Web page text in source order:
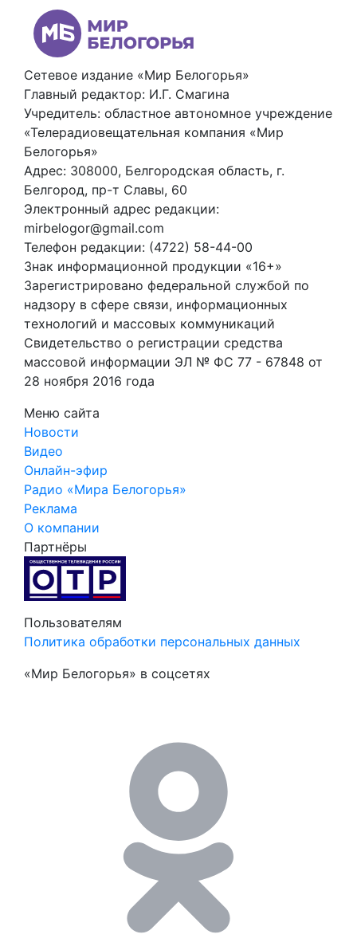
Сетевое издание «Мир Белогорья»
Главный редактор: И.Г. Смагина
Учредитель: областное автономное учреждение
«Телерадиовещательная компания «Мир
Белогорья»
Адрес: 308000, Белгородская область, г.
Белгород, пр-т Славы, 60
Электронный адрес редакции:
mirbelogor@gmail.com
Телефон редакции: (4722) 58-44-00
Знак информационной продукции «16+»
Зарегистрировано федеральной службой по
надзору в сфере связи, информационных
технологий и массовых коммуникаций
Свидетельство о регистрации средства
массовой информации ЭЛ № ФС 77 - 67848 от
28 ноября 2016 года
Меню сайта
Новости
Видео
Онлайн-эфир
Радио «Мира Белогорья»
Реклама
О компании
Партнёры
Пользователям
Политика обработки персональных данных
«Мир Белогорья» в соцсетях